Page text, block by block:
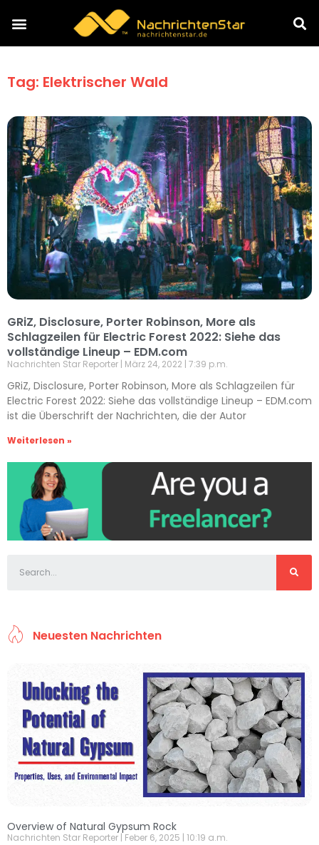
Tag: Elektrischer Wald
GRiZ, Disclosure, Porter Robinson, More als
Schlagzeilen für Electric Forest 2022: Siehe das
vollständige Lineup – EDM.com
Nachrichten Star Reporter März 24, 2022 7:39 p.m.
GRiZ, Disclosure, Porter Robinson, More als Schlagzeilen für
Electric Forest 2022: Siehe das vollständige Lineup – EDM.com
ist die Überschrift der Nachrichten, die der Autor
Weiterlesen »
Neuesten Nachrichten
Overview of Natural Gypsum Rock
Nachrichten Star Reporter Feber 6, 2025 10:19 a.m.